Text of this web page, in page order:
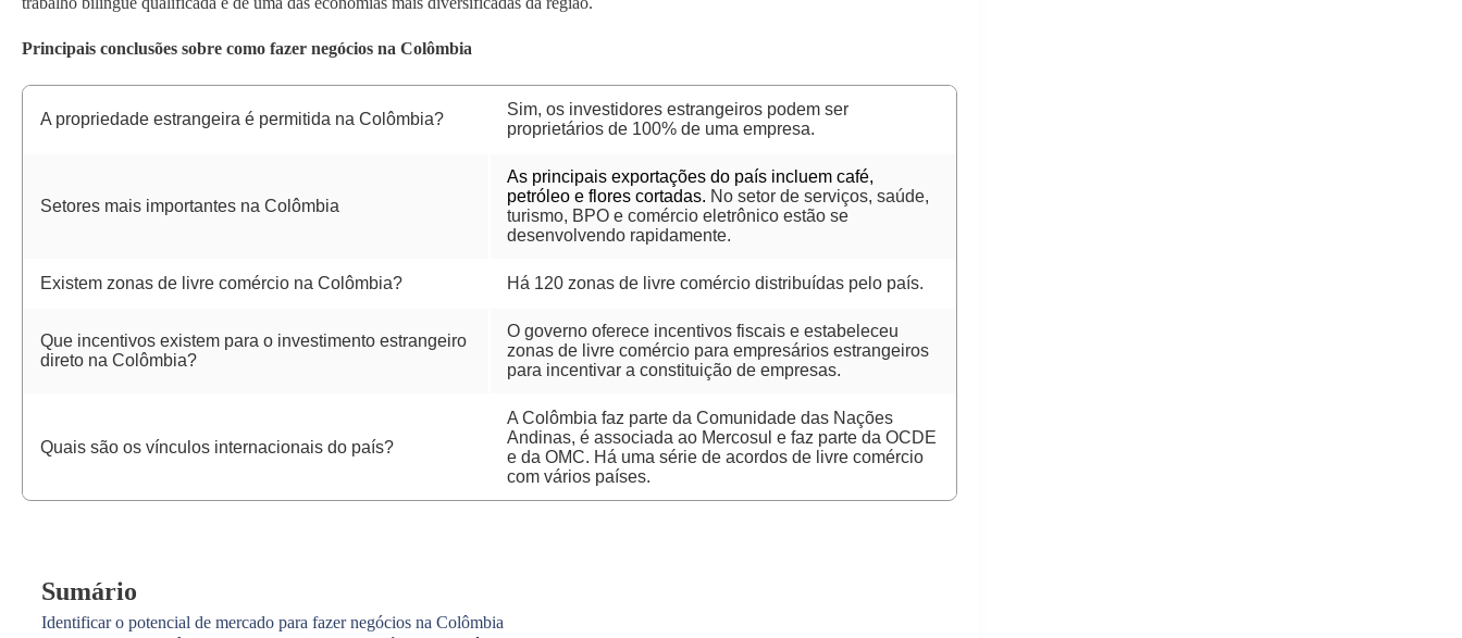
Principais conclusões sobre como fazer negócios na Colômbia
A propriedade estrangeira é permitida na Colômbia?
Sim, os investidores estrangeiros podem ser
proprietários de 100% de uma empresa.
Setores mais importantes na Colômbia
As principais exportações do país incluem café,
petróleo e flores cortadas. No setor de serviços, saúde,
turismo, BPO e comércio eletrônico estão se
desenvolvendo rapidamente.
Existem zonas de livre comércio na Colômbia? Há 120 zonas de livre comércio distribuídas pelo país.
Que incentivos existem para o investimento estrangeiro
direto na Colômbia?
O governo oferece incentivos fiscais e estabeleceu
zonas de livre comércio para empresários estrangeiros
para incentivar a constituição de empresas.
Quais são os vínculos internacionais do país?
A Colômbia faz parte da Comunidade das Nações
Andinas, é associada ao Mercosul e faz parte da OCDE
e da OMC. Há uma série de acordos de livre comércio
com vários países.
Sumário
Identificar o potencial de mercado para fazer negócios na Colômbia